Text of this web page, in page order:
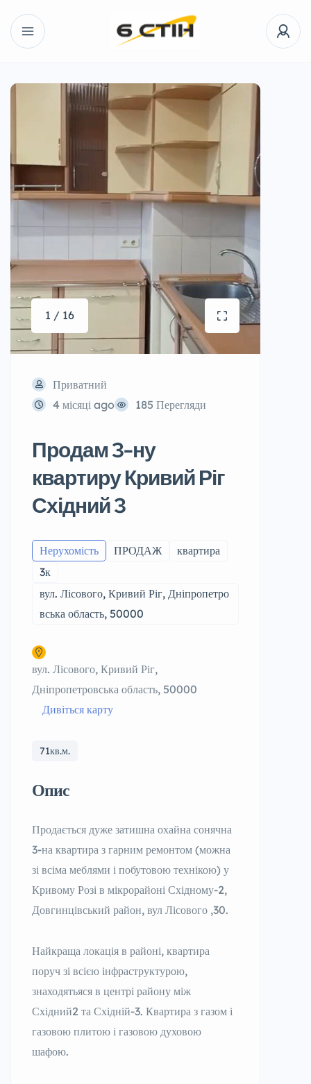
1 / 16
Приватний
4 місяці ago
185 Перегляди
Продам 3-ну
квартиру Кривий Ріг
Східний 3
Нерухомість ПРОДАЖ
квартира
3к
вул. Лісового, Кривий Ріг, Дніпропетро
вська область, 50000
вул. Лісового, Кривий Ріг,
Дніпропетровська область, 50000
Дивіться карту
71кв.м.
Опис
Продається дуже затишна охайна сонячна
3-на квартира з гарним ремонтом (можна
зі всіма меблями і побутовою технікою) у
Кривому Розі в мікрорайоні Східному-2,
Довгинцівський район, вул Лісового ,30.
Найкраща локація в районі, квартира
поруч зі всією інфраструктурою,
знаходятьяся в центрі району між
Східний2 та Східній-3. Квартира з газом і
газовою плитою і газовою духовою
шафою.